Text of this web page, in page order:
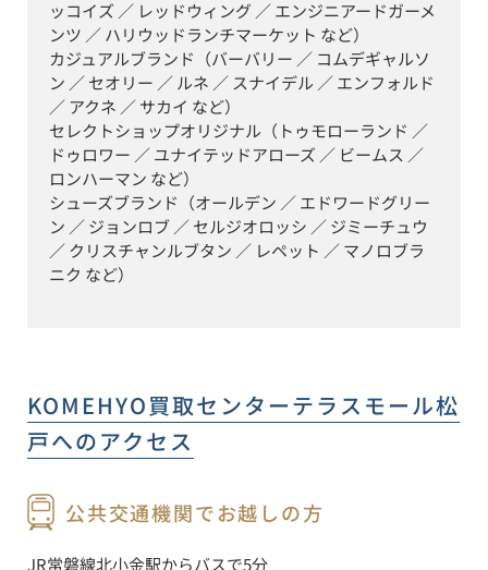
ッコイズ ／ レッドウィング ／ エンジニアードガーメ
ンツ ／ ハリウッドランチマーケット など）
カジュアルブランド（バーバリー ／ コムデギャルソ
ン ／ セオリー ／ ルネ ／ スナイデル ／ エンフォルド
／ アクネ ／ サカイ など）
セレクトショップオリジナル（トゥモローランド ／
ドゥロワー ／ ユナイテッドアローズ ／ ビームス ／
ロンハーマン など）
シューズブランド（オールデン ／ エドワードグリー
ン ／ ジョンロブ ／ セルジオロッシ ／ ジミーチュウ
／ クリスチャンルブタン ／ レペット ／ マノロブラ
ニク など）
KOMEHYO買取センターテラスモール松
戸へのアクセス
公共交通機関でお越しの方
JR常磐線北小金駅からバスで5分